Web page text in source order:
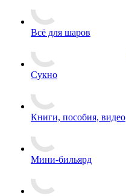
Всё для шаров
Сукно
Книги, пособия, видео
Мини-бильярд